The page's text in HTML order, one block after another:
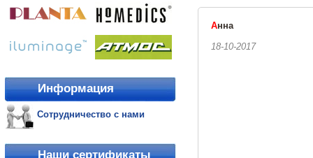
Информация
Сотрудничество с нами
Наши сертификаты
Анна
18-10-2017